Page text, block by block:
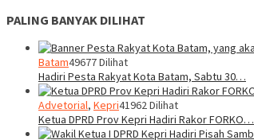
PALING BANYAK DILIHAT
Batam49677 Dilihat
Hadiri Pesta Rakyat Kota Batam, Sabtu 30…
Advetorial, Kepri41962 Dilihat
Ketua DPRD Prov Kepri Hadiri Rakor FORKO…